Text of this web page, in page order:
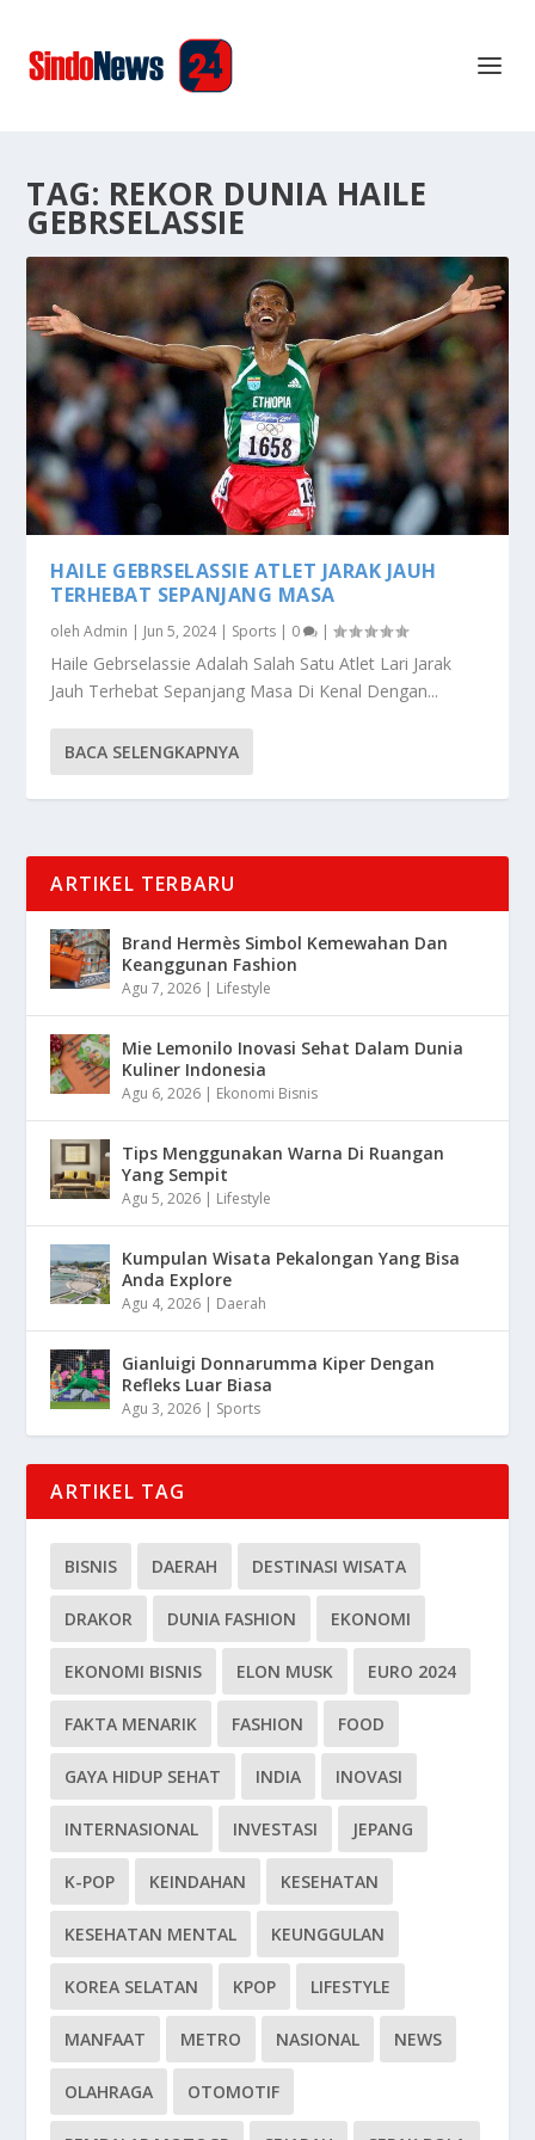
TAG: REKOR DUNIA HAILE
GEBRSELASSIE
HAILE GEBRSELASSIE ATLET JARAK JAUH
TERHEBAT SEPANJANG MASA
olehAdmin | Jun 5, 2024| Sports | 0 |
Haile Gebrselassie Adalah Salah Satu Atlet Lari Jarak
Jauh Terhebat Sepanjang Masa Di Kenal Dengan...
BACA SELENGKAPNYA
ARTIKEL TERBARU
Brand Hermès Simbol Kemewahan Dan
Keanggunan Fashion
Agu 7, 2026 | Lifestyle
Mie Lemonilo Inovasi Sehat Dalam Dunia
Kuliner Indonesia
Agu 6, 2026 | Ekonomi Bisnis
Tips Menggunakan Warna Di Ruangan
Yang Sempit
Agu 5, 2026 | Lifestyle
Kumpulan Wisata Pekalongan Yang Bisa
Anda Explore
Agu 4, 2026 | Daerah
Gianluigi Donnarumma Kiper Dengan
Refleks Luar Biasa
Agu 3, 2026 | Sports
ARTIKEL TAG
BISNIS DAERAH DESTINASI WISATA
DRAKOR DUNIA FASHION EKONOMI
EKONOMI BISNIS ELON MUSK EURO 2024
FAKTA MENARIK FASHION FOOD
GAYA HIDUP SEHAT INDIA INOVASI
INTERNASIONAL INVESTASI JEPANG
K-POP KEINDAHAN KESEHATAN
KESEHATAN MENTAL KEUNGGULAN
KOREA SELATAN KPOP LIFESTYLE
MANFAAT METRO NASIONAL NEWS
OLAHRAGA OTOMOTIF